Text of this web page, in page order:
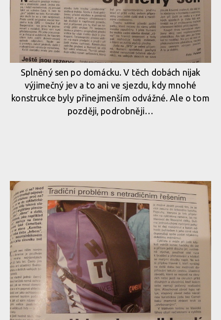
Splněný sen po domácku. V těch dobách nijak
výjimečný jev a to ani ve sjezdu, kdy mnohé
konstrukce byly přinejmenším odvážné. Ale o tom
později, podrobněji…